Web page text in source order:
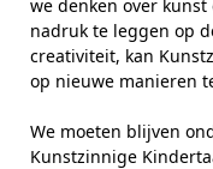
we denken over
nadruk te leggen op
creativiteit, kan
op nieuwe manieren
We moeten blijven
Kunstzinnige